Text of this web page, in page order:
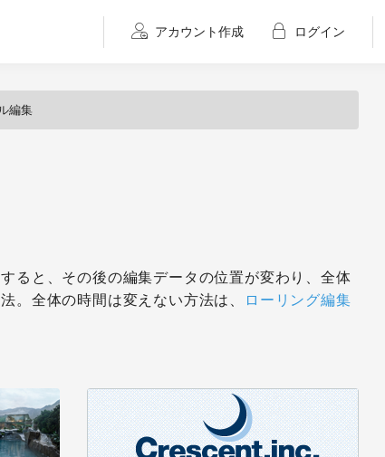
アカウント作成 ログイン
編集
ると、その後の編集データの位置が変わり、全体
。全体の時間は変えない方法は、
ローリング編集